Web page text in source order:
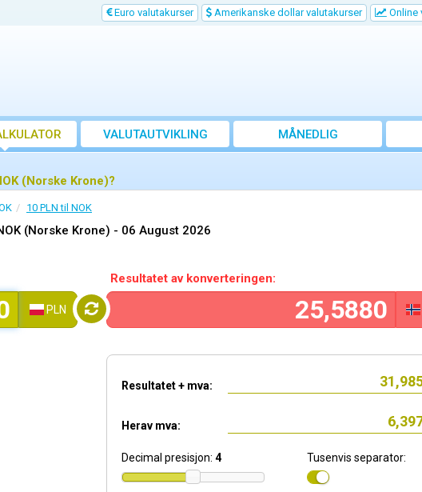
Euro valutakurser Amerikanske dollar valutakurser Online
VALUTAUTVIKLING
MÅNEDLIG
GJENNOMSNITTSKURS
(Norske Krone)?
10 PLN til NOK
(Norske Krone) - 06 August 2026
PLN
Resultatet av konverteringen:
Resultatet + mva:
Herav mva:
Decimal presisjon: 4 Tusenvis separator: